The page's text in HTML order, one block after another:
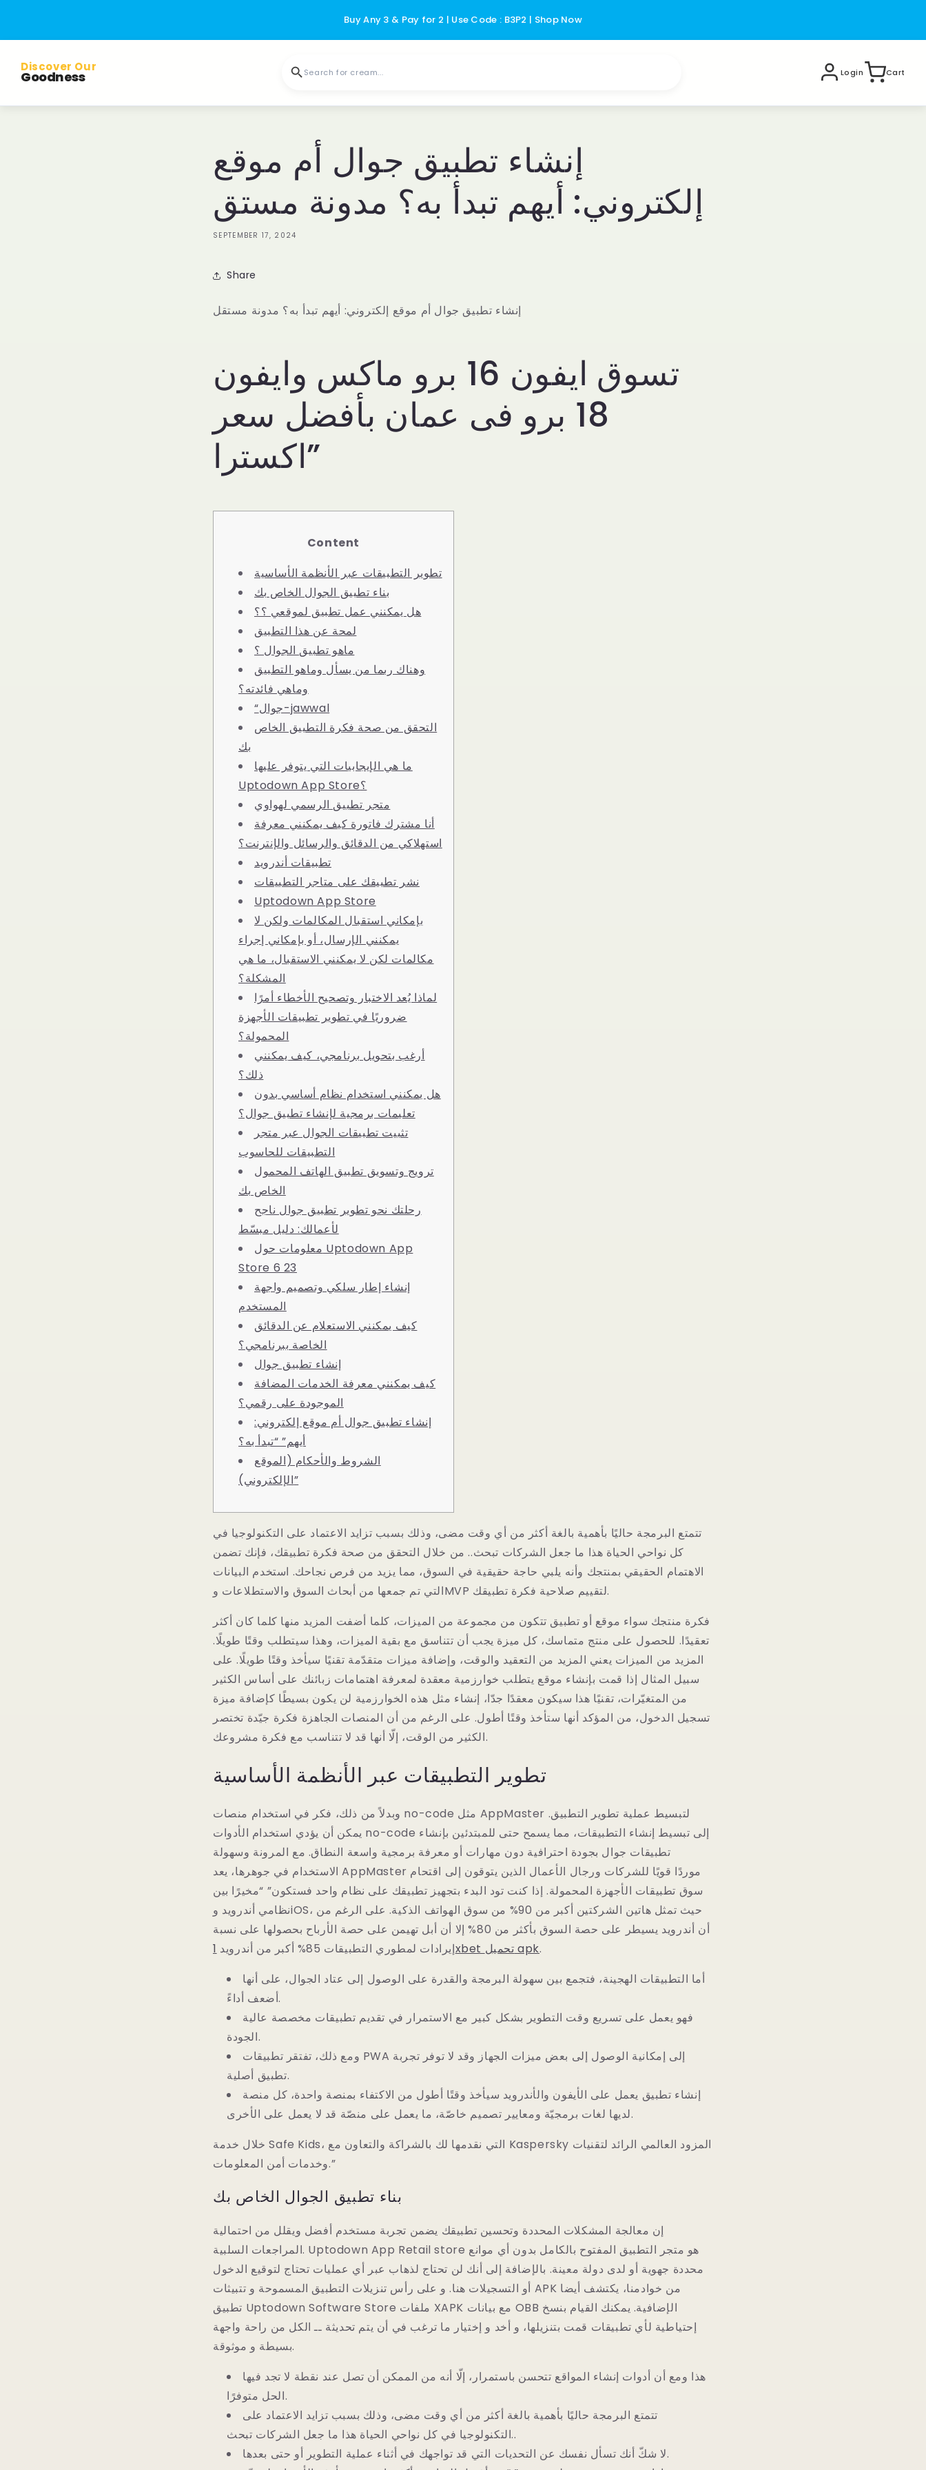
Buy Any 3 & Pay for 2 | Use Code : B3P2 | Shop Now
Discover Our
Goodness Search for cream... Login Cart
إنشاء تطبيق جوال أم موقع
إلكتروني: أيهم تبدأ به؟ مدونة مستق
SEPTEMBER 17, 2024
Share
إنشاء تطبيق جوال أم موقع إلكتروني: أيهم تبدأ به؟ مدونة مستقل
تسوق ايفون 16 برو ماكس وايفون
18 برو فى عمان بأفضل سعر
اكسترا”
Content
تطوير التطبيقات عبر الأنظمة الأساسية
بناء تطبيق الجوال الخاص بك
هل يمكنني عمل تطبيق لموقعي ؟؟
لمحة عن هذا التطبيق
ماهو تطبيق الجوال ؟
وهناك ربما من يسأل وماهو التطبيق
وماهي فائدته؟
“جوال-jawwal
التحقق من صحة فكرة التطبيق الخاص
بك
ما هي الإيجابيات التي يتوفر عليها
Uptodown App Store؟
متجر تطبيق الرسمي لهواوي
أنا مشترك فاتورة كيف يمكنني معرفة
استهلاكي من الدقائق والرسائل والإنترنت؟
تطبيقات أندرويد
نشر تطبيقك على متاجر التطبيقات
Uptodown App Store
بإمكاني استقبال المكالمات ولكن لا
يمكنني الإرسال، أو بإمكاني إجراء
مكالمات لكن لا يمكنني الاستقبال، ما هي
المشكلة؟
لماذا يُعد الاختبار وتصحيح الأخطاء أمرًا
ضروريًا في تطوير تطبيقات الأجهزة
المحمولة؟
أرغب بتحويل برنامجي، كيف يمكنني
ذلك؟
هل يمكنني استخدام نظام أساسي بدون
تعليمات برمجية لإنشاء تطبيق جوال؟
تثبيت تطبيقات الجوال عبر متجر
التطبيقات للحاسوب
ترويج وتسويق تطبيق الهاتف المحمول
الخاص بك
رحلتك نحو تطوير تطبيق جوال ناجح
لأعمالك: دليل مبسّط
معلومات حول Uptodown App
Store 6 23
إنشاء إطار سلكي وتصميم واجهة
المستخدم
كيف يمكنني الاستعلام عن الدقائق
الخاصة ببرنامجي؟
إنشاء تطبيق جوال
كيف يمكنني معرفة الخدمات المضافة
الموجودة على رقمي؟
إنشاء تطبيق جوال أم موقع إلكتروني:
أيهم” “تبدأ به؟
الشروط والأحكام (الموقع
الإلكتروني)”
تتمتع البرمجة حاليًا بأهمية بالغة أكثر من أي وقت مضى، وذلك بسبب تزايد الاعتماد على التكنولوجيا في
كل نواحي الحياة هذا ما جعل الشركات تبحث.. من خلال التحقق من صحة فكرة تطبيقك، فإنك تضمن
الاهتمام الحقيقي بمنتجك وأنه يلبي حاجة حقيقية في السوق، مما يزيد من فرص نجاحك. استخدم البيانات
التي تم جمعها من أبحاث السوق والاستطلاعات وMVP لتقييم صلاحية فكرة تطبيقك.
فكرة منتجك سواء موقع أو تطبيق تتكون من مجموعة من الميزات، كلما أضفت المزيد منها كلما كان أكثر
تعقيدًا. للحصول على منتج متماسك، كل ميزة يجب أن تتناسق مع بقية الميزات، وهذا سيتطلب وقتًا طويلًا.
المزيد من الميزات يعني المزيد من التعقيد والوقت، وإضافة ميزات متقدّمة تقنيًا سيأخذ وقتًا طويلًا. على
سبيل المثال إذا قمت بإنشاء موقع يتطلب خوارزمية معقدة لمعرفة اهتمامات زبائنك على أساس الكثير
من المتغيّرات، تقنيًا هذا سيكون معقدًا جدّا، إنشاء مثل هذه الخوارزمية لن يكون بسيطًا كإضافة ميزة
تسجيل الدخول، من المؤكد أنها ستأخذ وقتًا أطول. على الرغم من أن المنصات الجاهزة فكرة جيّدة تختصر
الكثير من الوقت، إلّا أنها قد لا تتناسب مع فكرة مشروعك.
تطوير التطبيقات عبر الأنظمة الأساسية
وبدلاً من ذلك، فكر في استخدام منصات no-code مثل AppMaster لتبسيط عملية تطوير التطبيق.
يمكن أن يؤدي استخدام الأدوات no-code إلى تبسيط إنشاء التطبيقات، مما يسمح حتى للمبتدئين بإنشاء
تطبيقات جوال بجودة احترافية دون مهارات أو معرفة برمجية واسعة النطاق. مع المرونة وسهولة
الاستخدام في جوهرها، يعد AppMaster موردًا قويًا للشركات ورجال الأعمال الذين يتوقون إلى اقتحام
سوق تطبيقات الأجهزة المحمولة. إذا كنت تود البدء بتجهيز تطبيقك على نظام واحد فستكون” “مخيرًا بين
نظامي أندرويد وiOS، حيث تمثل هاتين الشركتين أكبر من 90% من سوق الهواتف الذكية. على الرغم من
أن أندرويد يسيطر على حصة السوق بأكثر من 80% إلا أن أبل تهيمن على حصة الأرباح بحصولها على نسبة
إيرادات لمطوري التطبيقات 85% أكبر من أندرويد
1xbet تحميل apk.
أما التطبيقات الهجينة، فتجمع بين سهولة البرمجة والقدرة على الوصول إلى عتاد الجوال، على أنها
أضعف أداءً.
فهو يعمل على تسريع وقت التطوير بشكل كبير مع الاستمرار في تقديم تطبيقات مخصصة عالية
الجودة.
ومع ذلك، تفتقر تطبيقات PWA إلى إمكانية الوصول إلى بعض ميزات الجهاز وقد لا توفر تجربة
تطبيق أصلية.
إنشاء تطبيق يعمل على الأيفون والأندرويد سيأخذ وقتًا أطول من الاكتفاء بمنصة واحدة، كل منصة
لديها لغات برمجيّة ومعايير تصميم خاصّة، ما يعمل على منصّة قد لا يعمل على الأخرى.
خلال خدمة Safe Kids، التي نقدمها لك بالشراكة والتعاون مع Kaspersky المزود العالمي الرائد لتقنيات
وخدمات أمن المعلومات.”
بناء تطبيق الجوال الخاص بك
إن معالجة المشكلات المحددة وتحسين تطبيقك يضمن تجربة مستخدم أفضل ويقلل من احتمالية
المراجعات السلبية. Uptodown App Retail store هو متجر التطبيق المفتوح بالكامل بدون أي موانع
محددة جهوية أو لدى دولة معينة. بالإضافة إلى أنك لن تحتاج لذهاب عبر أي عمليات تحتاج لتوقيع الدخول
أو التسجيلات هنا. و على رأس تنزيلات التطبيق المسموحة و تتبيثات APK من خوادمنا، يكتشف أيضا
تطبيق Uptodown Software Store ملفات XAPK مع بيانات OBB الإضافية. يمكنك القيام بنسخ
إحتياطية لأي تطبيقات قمت بتنزيلها، و أخد و إختيار ما ترغب في أن يتم تحديثة ــ الكل من راحة واجهة
بسيطة و موثوقة.
هذا ومع أن أدوات إنشاء المواقع تتحسن باستمرار، إلّا أنه من الممكن أن تصل عند نقطة لا تجد فيها
الحل متوفرًا.
تتمتع البرمجة حاليًا بأهمية بالغة أكثر من أي وقت مضى، وذلك بسبب تزايد الاعتماد على
التكنولوجيا في كل نواحي الحياة هذا ما جعل الشركات تبحث..
لا شكّ أنك تسأل نفسك عن التحديات التي قد تواجهك في أثناء عملية التطوير أو حتى بعدها.